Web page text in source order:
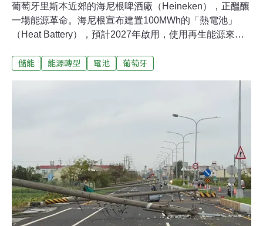
葡萄牙里斯本近郊的海尼根啤酒廠（Heineken），正醞釀
一場能源革命。海尼根宣布建置100MWh的「熱電池」
（Heat Battery），預計2027年啟用，使用再生能源來提
搶鋰電池就能儲能，可利用再生能源以穩定電力成本、降
新創Rondo，運作的原理類似烤麵包機──電力轉換熱能，
加熱數千噸的磚塊，最高可達1500°C。耐火磚以特殊方式
堆疊，可儲存熱量數天，等同一座儲熱的電池。使用時，
讓冷空氣通過高溫磚塊，就可變成熱空氣或蒸汽，提供給
工廠。根據Rondo，熱電池每日的損耗率不到1%。Rondo
指出，用加熱耐火磚來儲存熱能並非新發明。耐火磚的材
料是矽、氧、鋁等，都是常見材料，沒有供應瓶頸的問
題。
儲能 能源轉型 電池 葡萄牙